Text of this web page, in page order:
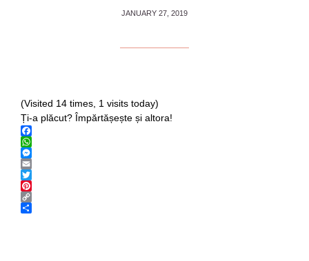
JANUARY 27, 2019
(Visited 14 times, 1 visits today)
Ți-a plăcut? Împărtășește și altora!
Facebook
WhatsApp
Messenger
Email
Twitter
Pinterest
Copy